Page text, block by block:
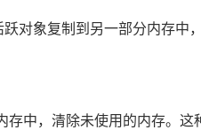
对象复制到另一部分内存中
中，清除未使用的内存。这